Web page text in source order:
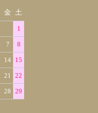
金 土
1
7 8
14 15
21 22
28 29